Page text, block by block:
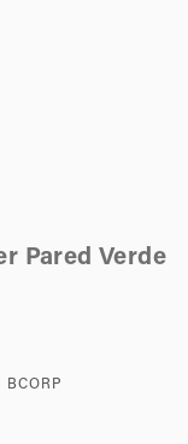
Pared Verde
BCORP